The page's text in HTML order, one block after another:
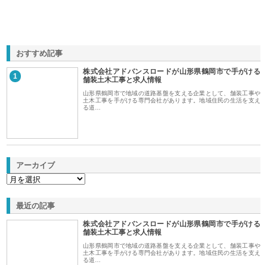
おすすめ記事
1
株式会社アドバンスロードが山形県鶴岡市で手がける
舗装土木工事と求人情報
山形県鶴岡市で地域の道路基盤を支える企業として、舗装工事や
土木工事を手がける専門会社があります。地域住民の生活を支え
る道…
アーカイブ
最近の記事
株式会社アドバンスロードが山形県鶴岡市で手がける
舗装土木工事と求人情報
山形県鶴岡市で地域の道路基盤を支える企業として、舗装工事や
土木工事を手がける専門会社があります。地域住民の生活を支え
る道…